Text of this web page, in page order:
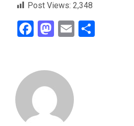
Post Views: 2,348
Facebook
Mastodon
Email